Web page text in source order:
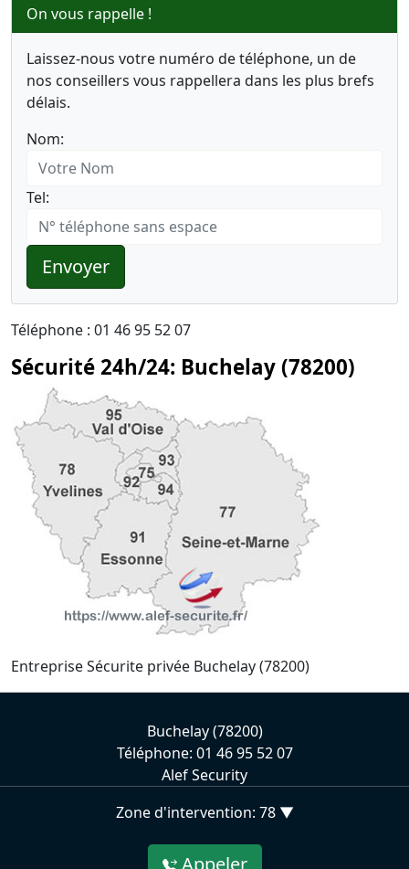
On vous rappelle !
Laissez-nous votre numéro de téléphone, un de
nos conseillers vous rappellera dans les plus brefs
délais.
Nom:
Tel:
Envoyer
Téléphone : 01 46 95 52 07
Sécurité 24h/24: Buchelay (78200)
Entreprise Sécurite privée Buchelay (78200)
Buchelay (78200)
Téléphone: 01 46 95 52 07
Alef Security
Zone d'intervention: 78 ▼
Appeler